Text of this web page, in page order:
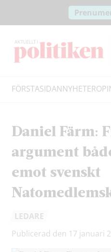
innehållet
headern
FÖRSTASIDANNYHETER
Daniel Färm:
argument
emot svenskt
LEDARE
Publicerad den 17 januari